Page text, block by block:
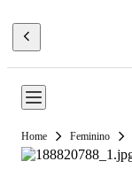
Feminino